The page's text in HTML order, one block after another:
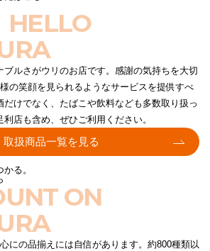
HELLO
ブルさがウリのお店です。感謝の気持ちを大切
の笑顔を見られるようなサービスを提供すべ
だけでなく、たばこや飲料なども多数取り扱っ
店も含め、ぜひご利用ください。
取扱商品一覧を見る
る。
ON
にの品揃えには自信があります。約800種類以